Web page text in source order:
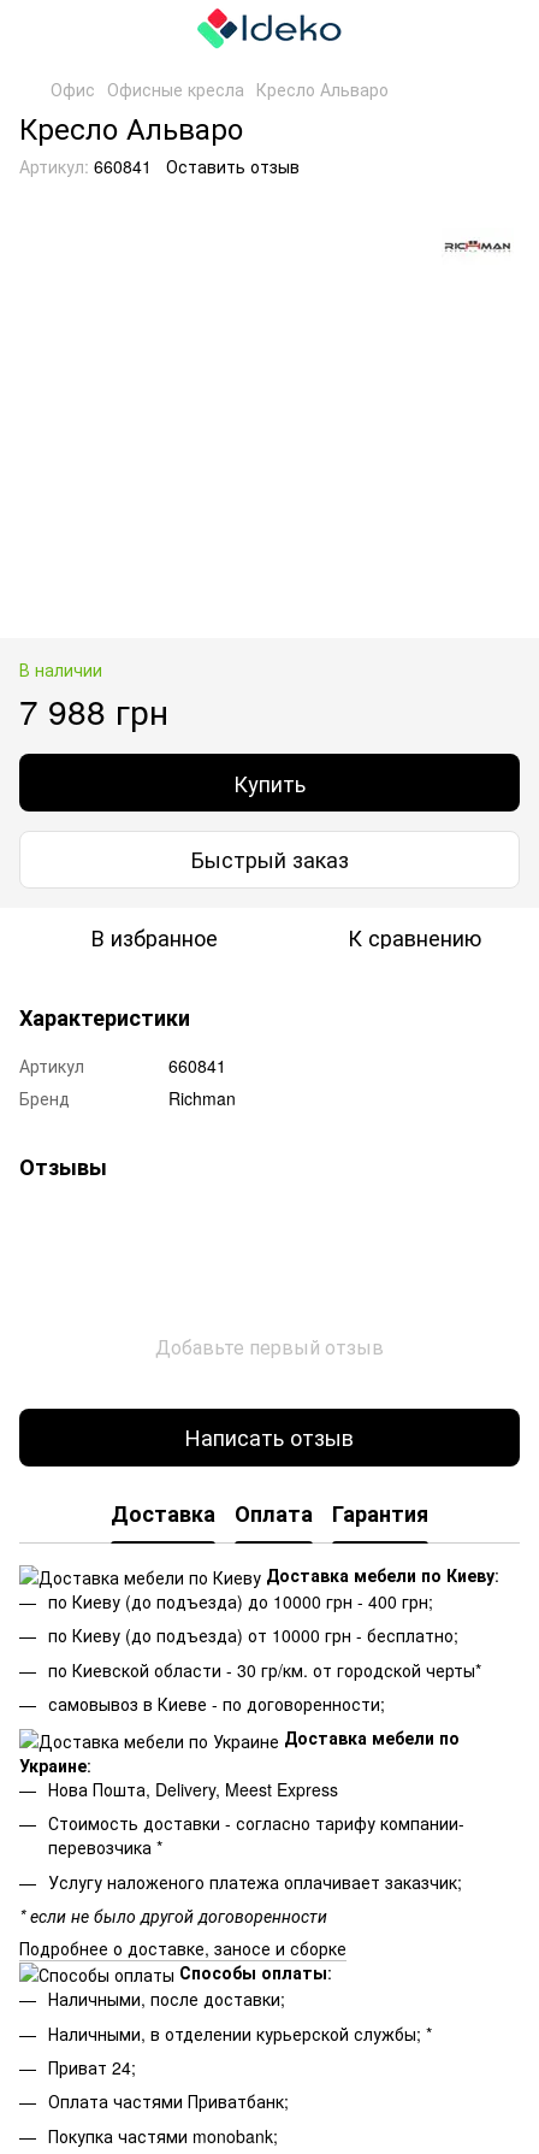
Офис Офисные кресла Кресло Альваро
Кресло Альваро
Артикул: 660841 Оставить отзыв
В наличии
7 988 грн
Купить
Быстрый заказ
В избранное К сравнению
Характеристики
Артикул
660841
Бренд
Richman
Отзывы
Добавьте первый отзыв
Написать отзыв
Доставка Оплата Гарантия
Доставка мебели по Киеву:
по Киеву (до подъезда) до 10000 грн - 400 грн;
по Киеву (до подъезда) от 10000 грн - бесплатно;
по Киевской области - 30 гр/км. от городской черты*
самовывоз в Киеве - по договоренности;
Доставка мебели по
Украине:
Нова Пошта, Delivery, Meest Express
Стоимость доставки - согласно тарифу компании-
перевозчика *
Услугу наложеного платежа оплачивает заказчик;
* если не было другой договоренности
Подробнее о доставке, заносе и сборке
Способы оплаты:
Наличными, после доставки;
Наличными, в отделении курьерской службы; *
Приват 24;
Оплата частями Приватбанк;
Покупка частями monobank;